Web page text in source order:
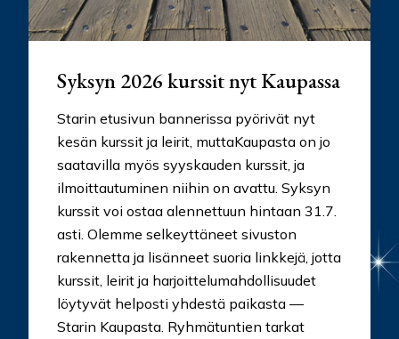
Syksyn 2026 kurssit nyt Kaupassa
Starin etusivun bannerissa pyörivät nyt
kesän kurssit ja leirit, muttaKaupasta on jo
saatavilla myös syyskauden kurssit, ja
ilmoittautuminen niihin on avattu. Syksyn
kurssit voi ostaa alennettuun hintaan 31.7.
asti. Olemme selkeyttäneet sivuston
rakennetta ja lisänneet suoria linkkejä, jotta
kurssit, leirit ja harjoittelumahdollisuudet
löytyvät helposti yhdestä paikasta —
Starin Kaupasta. Ryhmätuntien tarkat